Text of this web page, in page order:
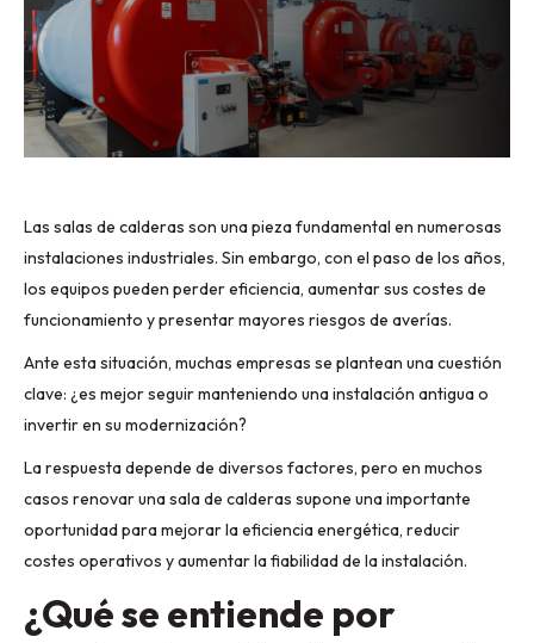
Las salas de calderas son una pieza fundamental en numerosas
instalaciones industriales. Sin embargo, con el paso de los años,
los equipos pueden perder eficiencia, aumentar sus costes de
funcionamiento y presentar mayores riesgos de averías.
Ante esta situación, muchas empresas se plantean una cuestión
clave: ¿es mejor seguir manteniendo una instalación antigua o
invertir en su modernización?
La respuesta depende de diversos factores, pero en muchos
casos renovar una sala de calderas supone una importante
oportunidad para mejorar la eficiencia energética, reducir
costes operativos y aumentar la fiabilidad de la instalación.
¿Qué se entiende por